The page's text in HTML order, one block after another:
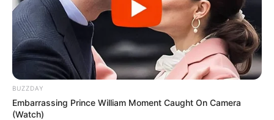
ΤΑΥΤΟΤΗΤΑ ΚΑΙ ΕΠΙΚΟΙΝΩΝΙΑ ΟΡΟΙ ΧΡΗΣΗΣ
BUZZDAY
Embarrassing Prince William Moment Caught On Camera
(Watch)